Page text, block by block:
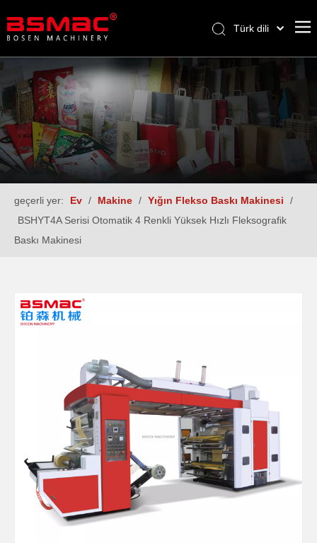
Türk dili
العربية
Français
Pусский
Español
geçerli yer: Ev / Makine / Yığın Flekso Baskı Makinesi
/
BSHYT4A Serisi Otomatik 4 Renkli Yüksek Hızlı Fleksografik
Baskı Makinesi